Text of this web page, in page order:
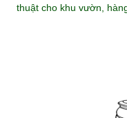
thuật cho khu vườn,